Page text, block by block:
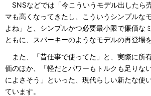
SNSなどでは「今こういうモデル出したら
マも高くなってきたし、こういうシンプルな
よね」と、シンプルかつ必要最小限で廉価な
ともに、スパーキーのようなモデルの再登場
また、「昔仕事で使ってた」と、実際に所
価のほか、「軽だとパワーもトルクも足りな
によさそう」といった、現代らしい新たな使
ています。